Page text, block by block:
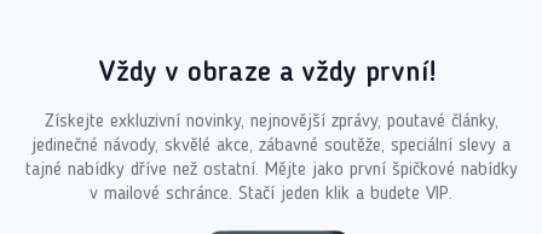
Vždy v obraze a vždy první!
Získejte exkluzivní novinky, nejnovější zprávy, poutavé články,
jedinečné návody, skvělé akce, zábavné soutěže, speciální slevy a
tajné nabídky dříve než ostatní. Mějte jako první špičkové nabídky
v mailové schránce. Stačí jeden klik a budete VIP.